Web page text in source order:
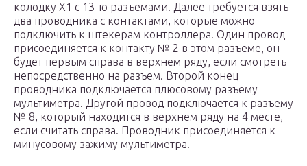
колодку Х1 с 13-ю разъемами. Далее требуется взять
два проводника с контактами, которые можно
подключить к штекерам контроллера. Один провод
присоединяется к контакту № 2 в этом разъеме, он
будет первым справа в верхнем ряду, если смотреть
непосредственно на разъем. Второй конец
проводника подключается плюсовому разъему
мультиметра. Другой провод подключается к разъему
№ 8, который находится в верхнем ряду на 4 месте,
если считать справа. Проводник присоединяется к
минусовому зажиму мультиметра.